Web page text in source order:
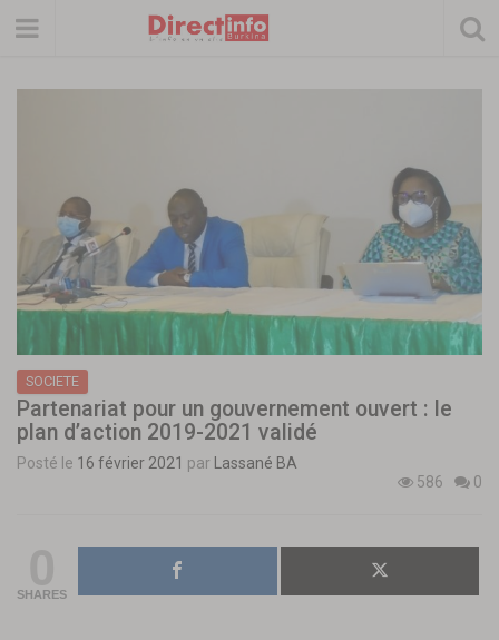
SOCIETE
Partenariat pour un gouvernement ouvert : le
plan d’action 2019-2021 validé
Posté le 16 février 2021 par
Lassané BA
586
0
SHARES